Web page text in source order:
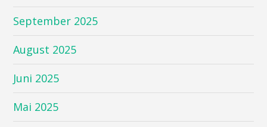
September 2025
August 2025
Juni 2025
Mai 2025